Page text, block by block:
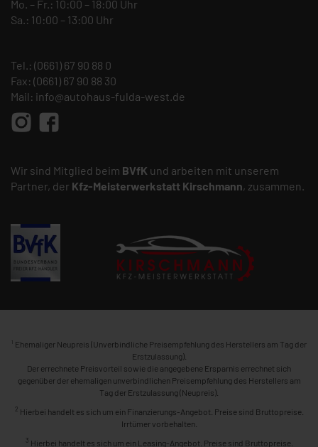
Mo. – Fr.: 10:00 – 18:00 Uhr
Sa.: 10:00 – 13:00 Uhr
Tel.: (0661) 67 90 88 0
Fax: (0661) 67 90 88 30
Mail: info@autohaus-fulda-west.de
Wir sind Mitglied beim BVfK und arbeiten mit unserem
Partner, der Kfz-Meisterwerkstatt Kirschmann, zusammen.
1 Ehemaliger Neupreis (Unverbindliche Preisempfehlung des Herstellers am Tag der
Erstzulassung).
Der errechnete Preisvorteil sowie die angegebene Ersparnis errechnet sich
gegenüber der ehemaligen unverbindlichen Preisempfehlung des Herstellers am
Tag der Erstzulassung (Neupreis).
2 Hierbei handelt es sich um ein Finanzierungs-Angebot. Preise sind Bruttopreise.
Irrtümer vorbehalten.
3 Hierbei handelt es sich um ein Leasing-Angebot. Preise sind Bruttopreise.